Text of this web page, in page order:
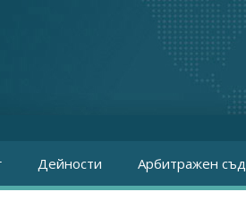
Дейности Арбитражен съд